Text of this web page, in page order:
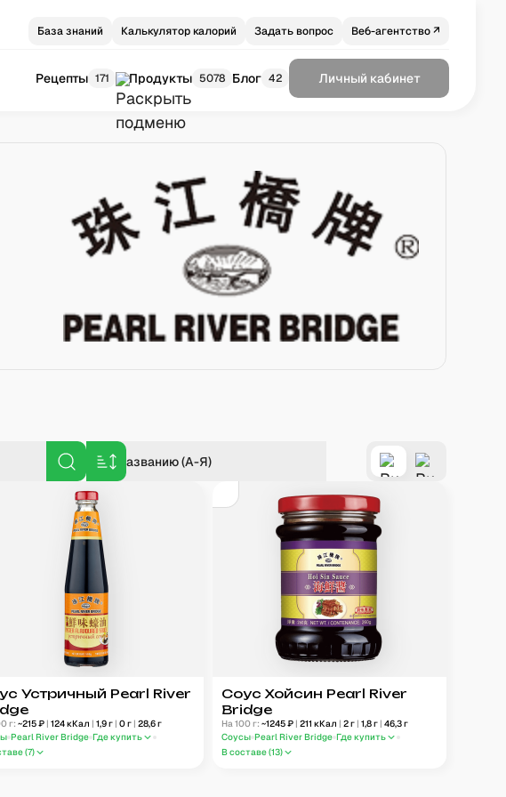
База знаний Калькулятор калорий Задать вопрос Веб-агентство ↗
Рецепты 171 Продукты 5078 Блог 42 Личный кабинет
По названию (А-Я)
Устричный Pearl River
г: ~215₽ | 124кКал | 1,9г | 0г | 28,6г
Pearl River Bridge Где купить
(7)
Соус Хойсин Pearl River
Bridge
На 100 г: ~1245₽ | 211 кКал | 2г | 1,8г | 46,3г
Соусы Pearl River Bridge Где купить
В составе (13)